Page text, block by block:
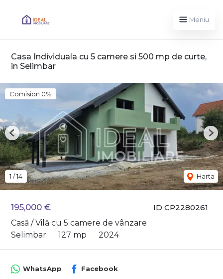
Meniu
Casa Individuala cu 5 camere si 500 mp de curte,
in Selimbar
ID CP2280261
195,000 €
Casă / Vilă cu 5 camere de vânzare
Selimbar
127 mp 2024
Comision 0%
1 /14 Harta
Previous
WhatsApp Facebook